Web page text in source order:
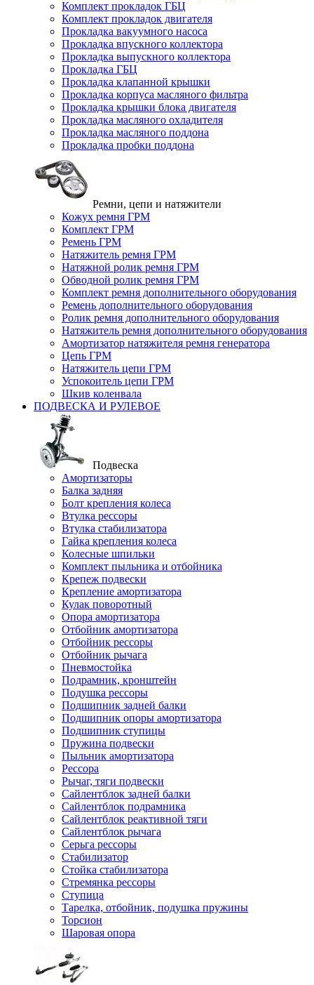
Комплект прокладок ГБЦ
Комплект прокладок двигателя
Прокладка вакуумного насоса
Прокладка впускного коллектора
Прокладка выпускного коллектора
Прокладка ГБЦ
Прокладка клапанной крышки
Прокладка корпуса масляного фильтра
Прокладка крышки блока двигателя
Прокладка масляного охладителя
Прокладка масляного поддона
Прокладка пробки поддона
Ремни, цепи и натяжители
Кожух ремня ГРМ
Комплект ГРМ
Ремень ГРМ
Натяжитель ремня ГРМ
Натяжной ролик ремня ГРМ
Обводной ролик ремня ГРМ
Комплект ремня дополнительного оборудования
Ремень дополнительного оборудования
Ролик ремня дополнительного оборудования
Натяжитель ремня дополнительного оборудования
Амортизатор натяжителя ремня генератора
Цепь ГРМ
Натяжитель цепи ГРМ
Успокоитель цепи ГРМ
Шкив коленвала
ПОДВЕСКА И РУЛЕВОЕ
Подвеска
Амортизаторы
Балка задняя
Болт крепления колеса
Втулка рессоры
Втулка стабилизатора
Гайка крепления колеса
Колесные шпильки
Комплект пыльника и отбойника
Крепеж подвески
Крепление амортизатора
Кулак поворотный
Опора амортизатора
Отбойник амортизатора
Отбойник рессоры
Отбойник рычага
Пневмостойка
Подрамник, кронштейн
Подушка рессоры
Подшипник задней балки
Подшипник опоры амортизатора
Подшипник ступицы
Пружина подвески
Пыльник амортизатора
Рессора
Рычаг, тяги подвески
Сайлентблок задней балки
Сайлентблок подрамника
Сайлентблок реактивной тяги
Сайлентблок рычага
Серьга рессоры
Стабилизатор
Стойка стабилизатора
Стремянка рессоры
Ступица
Тарелка, отбойник, подушка пружины
Торсион
Шаровая опора